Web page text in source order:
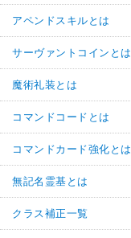
アペンドスキルとは
サーヴァントコインとは
魔術礼装とは
コマンドコードとは
コマンドカード強化とは
無記名霊基とは
クラス補正一覧